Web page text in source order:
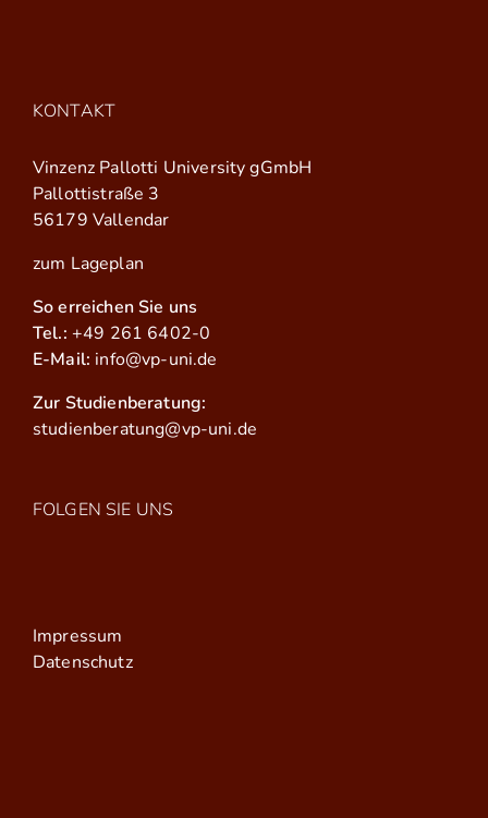
KONTAKT
Vinzenz Pallotti University gGmbH
Pallottistraße 3
56179 Vallendar
zum Lageplan
So erreichen Sie uns
Tel.: +49 261 6402-0
E-Mail: info@vp-uni.de
Zur Studienberatung:
studienberatung@vp-uni.de
FOLGEN SIE UNS
Impressum
Datenschutz